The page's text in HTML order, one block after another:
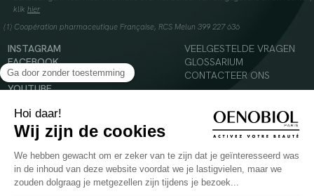
klik hier
(1) Coopération pharmaceutique Française, RCS Melun 399 227 636
INSTAGRAM
FACEBOOK
TIKTOK
YOUTUBE
VEELGESTELDE VRAGEN
GLOSSARIUM
CONTACTEER ONS
Voedingssupplement dat moet worden geconsumeerd als onderdeel van een gevarieerde,
evenwichtige voeding en een gezonde levensstijl. Aanbevolen dagelijkse dosis niet
overschrijden. Enkel voor volwassenen, buiten het bereik van kinderen houden.